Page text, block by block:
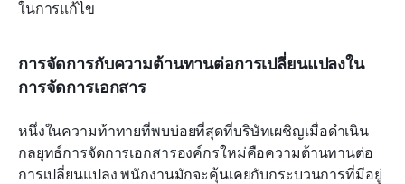
ในการแก้ไข
การจัดการกับความต้านทานต่อการเปลี่ยนแปลงใน
การจัดการเอกสาร
หนึ่งในความท้าทายที่พบบ่อยที่สุดที่บริษัทเผชิญเมื่อดำเนิน
กลยุทธ์การจัดการเอกสารองค์กรใหม่คือความต้านทานต่อ
การเปลี่ยนแปลง พนักงานมักจะคุ้นเคยกับกระบวนการที่มีอยู่